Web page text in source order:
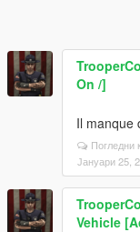
On /]
Il manque
Погледни
Јануари 25,
Vehicle